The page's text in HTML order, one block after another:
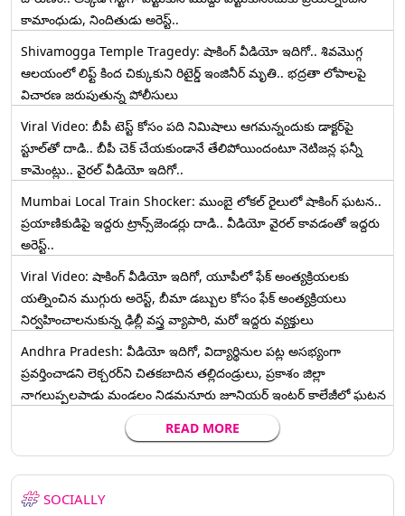
కామాంధుడు, నిందితుడు అరెస్ట్..
Shivamogga Temple Tragedy: షాకింగ్ వీడియో ఇదిగో.. శివమొగ్గ
ఆలయంలో లిఫ్ట్ కింద చిక్కుకుని రిటైర్డ్ ఇంజినీర్ మృతి.. భద్రతా లోపాలపై
విచారణ జరుపుతున్న పోలీసులు
Viral Video: బీపీ టెస్ట్‌ కోసం పది నిమిషాలు ఆగమన్నందుకు డాక్టర్‌పై
స్టూల్‌తో దాడి.. బీపీ చెక్ చేయకుండానే తేలిపోయిందంటూ నెటిజన్ల ఫన్నీ
కామెంట్లు.. వైరల్ వీడియో ఇదిగో..
Mumbai Local Train Shocker: ముంబై లోకల్ రైలులో షాకింగ్ ఘటన..
ప్రయాణికుడిపై ఇద్దరు ట్రాన్స్‌జెండర్లు దాడి.. వీడియో వైరల్ కావడంతో ఇద్దరు
అరెస్ట్..
Viral Video: షాకింగ్ వీడియో ఇదిగో, యూపీలో ఫేక్ అంత్యక్రియలకు
యత్నించిన ముగ్గురు అరెస్ట్, బీమా డబ్బుల కోసం ఫేక్ అంత్యక్రియలు
నిర్వహించాలనుకున్న ఢిల్లీ వస్త్ర వ్యాపారి, మరో ఇద్దరు వ్యక్తులు
Andhra Pradesh: వీడియో ఇదిగో, విద్యార్థినుల పట్ల అసభ్యంగా
ప్రవర్తించాడని లెక్చ‌ర‌ర్‌ని చిత‌క‌బాదిన త‌ల్లిదండ్రులు, ప్రకాశం జిల్లా
నాగలుప్పలపాడు మండలం నిడమనూరు జూనియర్ ఇంటర్ కాలేజీలో ఘటన
READ MORE
SOCIALLY